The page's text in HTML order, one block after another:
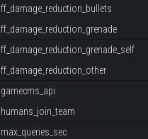
ff_damage_reduction_bullets
ff_damage_reduction_grenade
ff_damage_reduction_grenade_self
ff_damage_reduction_other
gamecms_api
humans_join_team
max_queries_sec